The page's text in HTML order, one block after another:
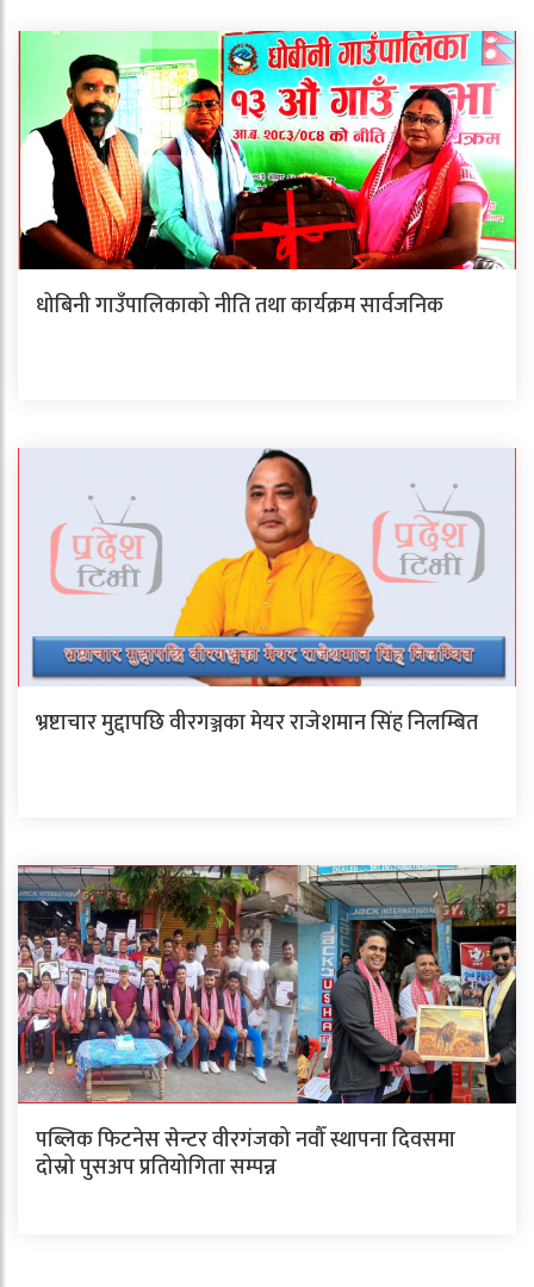
धोबिनी गाउँपालिकाको नीति तथा कार्यक्रम सार्वजनिक
भ्रष्टाचार मुद्दापछि वीरगञ्जका मेयर राजेशमान सिंह निलम्बित
पब्लिक फिटनेस सेन्टर वीरगंजको नवौँ स्थापना दिवसमा
दोस्रो पुसअप प्रतियोगिता सम्पन्न